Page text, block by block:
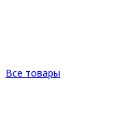
Все товары